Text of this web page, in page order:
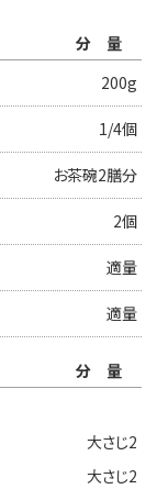
分量
200g
1/4個
お茶碗2膳分
2個
適量
適量
分量
大さじ2
大さじ2